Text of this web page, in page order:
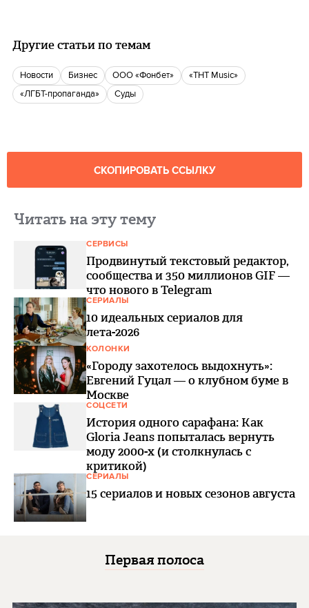
Другие статьи по темам
новости бизнес ООО «Фонбет»
«ТНТ Music»
«ЛГБТ-пропаганда»
суды
СКОПИРОВАТЬ ССЫЛКУ
Читать на эту тему
СЕРВИСЫ
Продвинутый текстовый редактор,
сообщества и 350 миллионов GIF —
что нового в Telegram
СЕРИАЛЫ
10 идеальных сериалов для
лета-2026
КОЛОНКИ
«Городу захотелось выдохнуть»:
Евгений Гуцал — о клубном буме в
Москве
СОЦСЕТИ
История одного сарафана: Как
Gloria Jeans попыталась вернуть
моду 2000-х (и столкнулась с
критикой)
СЕРИАЛЫ
15 сериалов и новых сезонов августа
Первая полоса